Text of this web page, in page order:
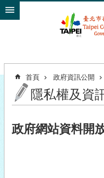
跳到主要內容區塊
首頁 政府資訊公開
隱私權及資
政府網站資料開